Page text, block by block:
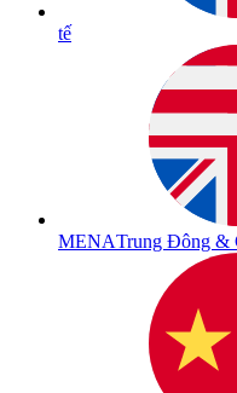
tế
MENATrung Đông &